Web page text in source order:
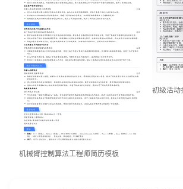
机械臂控制算法工程师简历模板
初级活动